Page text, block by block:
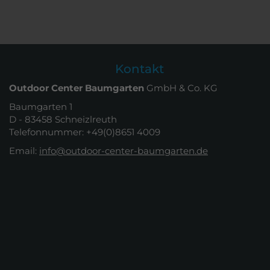
Kontakt
Outdoor Center Baumgarten GmbH & Co. KG
Baumgarten 1
D - 83458 Schneizlreuth
Telefonnummer: +49(0)8651 4009
Email: info@outdoor-center-baumgarten.de